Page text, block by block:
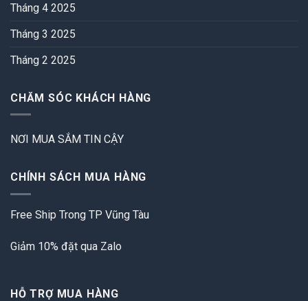
Tháng 4 2025
Tháng 3 2025
Tháng 2 2025
CHĂM SÓC KHÁCH HÀNG
NƠI MUA SẮM TIN CẬY
CHÍNH SÁCH MUA HÀNG
Free Ship Trong TP Vũng Tàu
Giảm 10% đặt qua Zalo
HỖ TRỢ MUA HÀNG